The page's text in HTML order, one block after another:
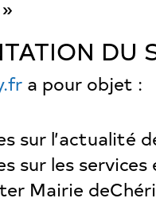
DU
a pour objet :
sur l’actualité
sur les
Mairie